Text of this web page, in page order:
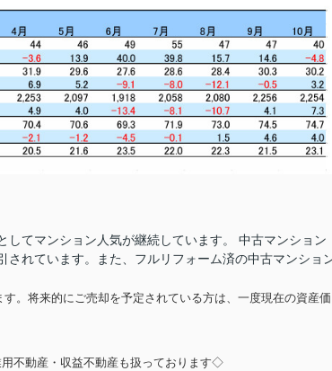
てマンション人気が継続しています。 中古マンション
れています。また、フルリフォーム済の中古マンショ
。将来的にご売却を予定されている方は、一度現在の資産価
不動産・収益不動産も扱っております◇